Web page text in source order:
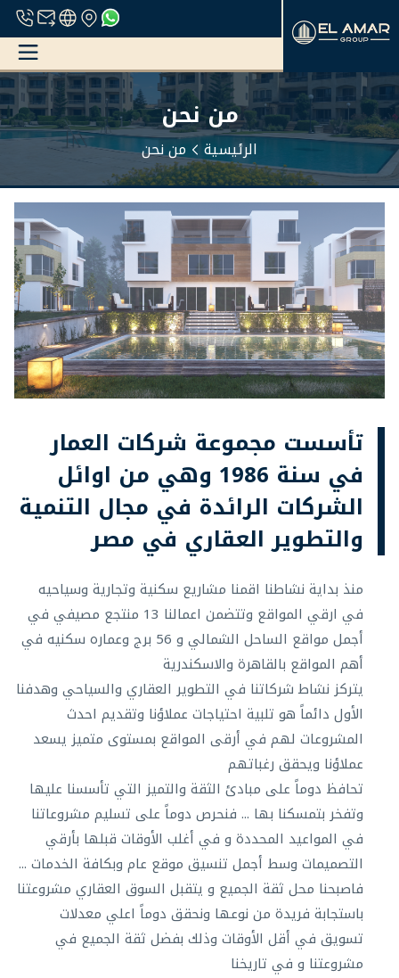
من نحن
الرئيسية من نحن
تأسست مجموعة شركات العمار
في سنة 1986 وهي من اوائل
الشركات الرائدة في مجال التنمية
والتطوير العقاري في مصر
منذ بداية نشاطنا اقمنا مشاريع سكنية وتجارية وسياحيه
في ارقي المواقع وتتضمن اعمالنا 13 منتجع مصيفي في
أجمل مواقع الساحل الشمالي و 56 برج وعماره سكنيه في
أهم المواقع بالقاهرة والاسكندرية
يتركز نشاط شركاتنا في التطوير العقاري والسياحي وهدفنا
الأول دائماً هو تلبية احتياجات عملاؤنا وتقديم احدث
المشروعات لهم في أرقى المواقع بمستوى متميز يسعد
عملاؤنا ويحقق رغباتهم
تحافظ دوماً على مبادئ الثقة والتميز التي تأسسنا عليها
وتفخر بتمسكنا بها ... فنحرص دوماً على تسليم مشروعاتنا
في المواعيد المحددة و في أغلب الأوقات قبلها بأرقي
التصميمات وسط أجمل تنسيق موقع عام وبكافة الخدمات ...
فاصبحنا محل ثقة الجميع و يتقبل السوق العقاري مشروعتنا
باستجابة فريدة من نوعها ونحقق دوماً اعلي معدلات
تسويق في أقل الأوقات وذلك بفضل ثقة الجميع في
مشروعتنا و في تاريخنا